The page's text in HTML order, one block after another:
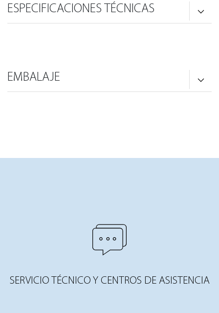
ESPECIFICACIONES TÉCNICAS
EMBALAJE
SERVICIO TÉCNICO Y CENTROS DE ASISTENCIA